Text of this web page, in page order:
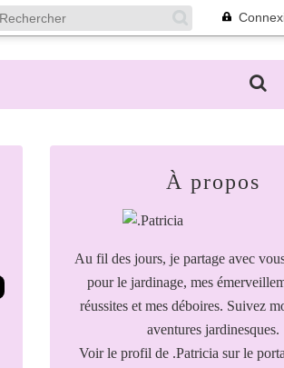
À propos
Au fil des jours, je partage avec
pour le jardinage, mes
réussites et mes déboires. Suivez
aventures jardinesques.
Voir le profil de .Patricia sur le